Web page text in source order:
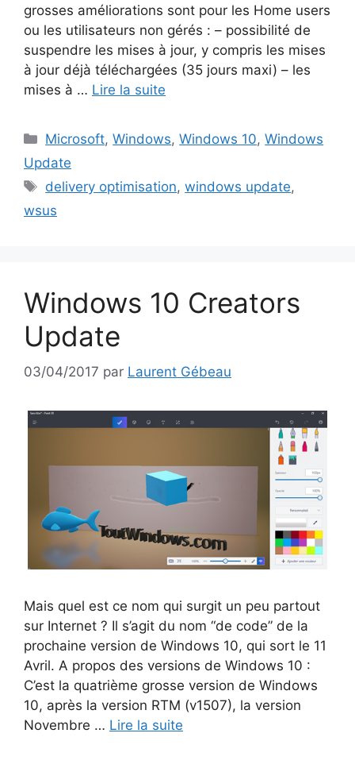
grosses améliorations sont pour les Home users
ou les utilisateurs non gérés : – possibilité de
suspendre les mises à jour, y compris les mises
à jour déjà téléchargées (35 jours maxi) – les
mises à … Lire la suite
Catégories
Microsoft,Windows,Windows 10,Windows
Update
Étiquettes
delivery optimisation,windows update,
wsus
Windows 10 Creators
Update
03/04/2017 par Laurent Gébeau
Mais quel est ce nom qui surgit un peu partout
sur Internet ? Il s’agit du nom “de code” de la
prochaine version de Windows 10, qui sort le 11
Avril. A propos des versions de Windows 10 :
C’est la quatrième grosse version de Windows
10, après la version RTM (v1507), la version
Novembre … Lire la suite